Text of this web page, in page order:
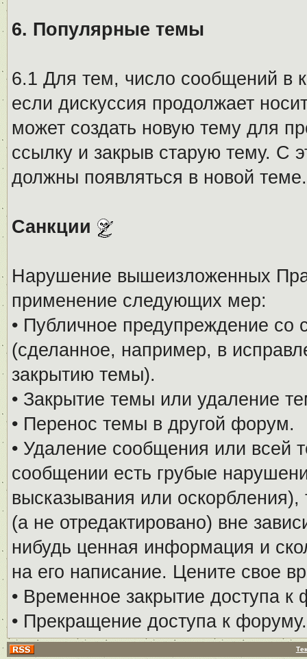
6. Популярные темы
6.1 Для тем, число сообщений в
если дискуссия продолжает
может создать новую тему для
ссылку и закрыв старую тему. С
должны появляться в новой теме.
Санкции
Нарушение вышеизложенных
применение следующих мер:
• Публичное предупреждение
(сделанное, например, в
закрытию темы).
• Закрытие темы или удаление
• Перенос темы в другой форум.
• Удаление сообщения или всей
сообщении есть грубые
высказывания или
(а не отредактировано) вне
нибудь ценная информация и
на его написание. Цените свое
• Временное закрытие доступа к
• Прекращение доступа к форуму.